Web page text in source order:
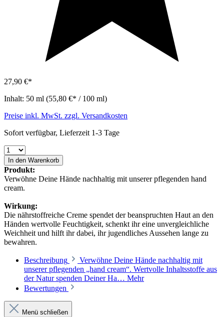
27,90 €*
Inhalt: 50 ml (55,80 €* / 100 ml)
Preise inkl. MwSt. zzgl. Versandkosten
Sofort verfügbar, Lieferzeit 1-3 Tage
In den Warenkorb
Produkt:
Verwöhne Deine Hände nachhaltig mit unserer pflegenden hand
cream.
Wirkung:
Die nährstoffreiche Creme spendet der beanspruchten Haut an den
Händen wertvolle Feuchtigkeit, schenkt ihr eine unvergleichliche
Weichheit und hilft ihr dabei, ihr jugendliches Aussehen lange zu
bewahren.
Beschreibung
Verwöhne Deine Hände nachhaltig mit
unserer pflegenden „hand cream“. Wertvolle Inhaltsstoffe aus
der Natur spenden Deiner Ha… Mehr
Bewertungen
Menü schließen